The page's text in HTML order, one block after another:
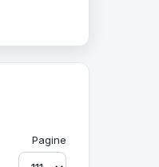
Pagine